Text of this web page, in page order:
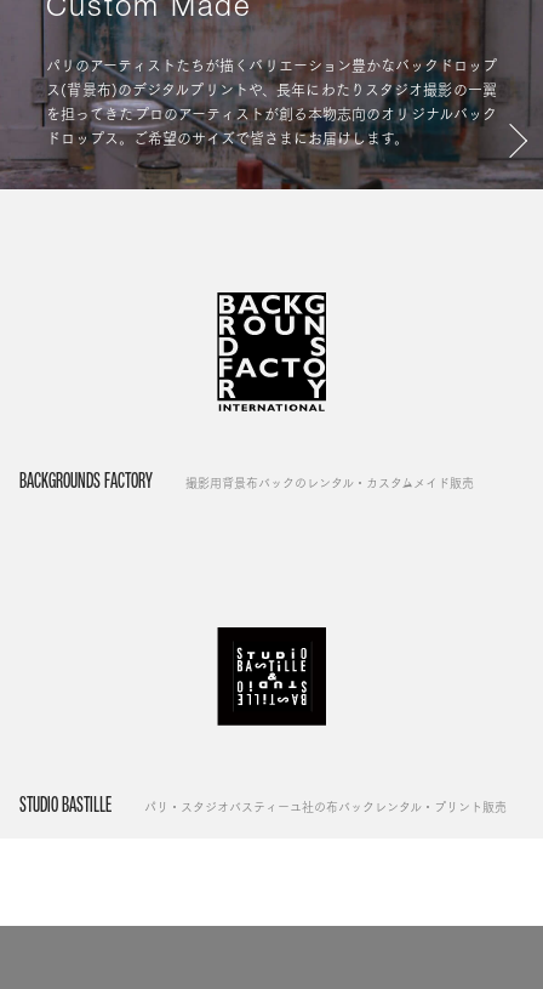
Custom Made
パリのアーティストたちが描くバリエーション豊かなバックドロップ
ス(背景布)のデジタルプリントや、長年にわたりスタジオ撮影の一翼
を担ってきたプロのアーティストが創る本物志向のオリジナルバック
ドロップス。ご希望のサイズで皆さまにお届けします。
BACKGROUNDS FACTORY 撮影用背景布バックのレンタル・カスタムメイド販売
STUDIO BASTILLE パリ・スタジオバスティーユ社の布バックレンタル・プリント販売